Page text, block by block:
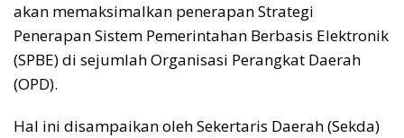
akan memaksimalkan penerapan Strategi
Penerapan Sistem Pemerintahan Berbasis Elektronik
(SPBE) di sejumlah Organisasi Perangkat Daerah
(OPD).
Hal ini disampaikan oleh Sekertaris Daerah (Sekda)